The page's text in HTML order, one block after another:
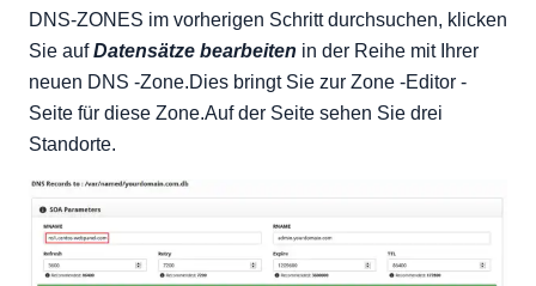
DNS-ZONES im vorherigen Schritt durchsuchen, klicken
Sie aufDatensätze bearbeiten in der Reihe mit Ihrer
neuen DNS -Zone.Dies bringt Sie zur Zone -Editor -
Seite für diese Zone.Auf der Seite sehen Sie drei
Standorte.